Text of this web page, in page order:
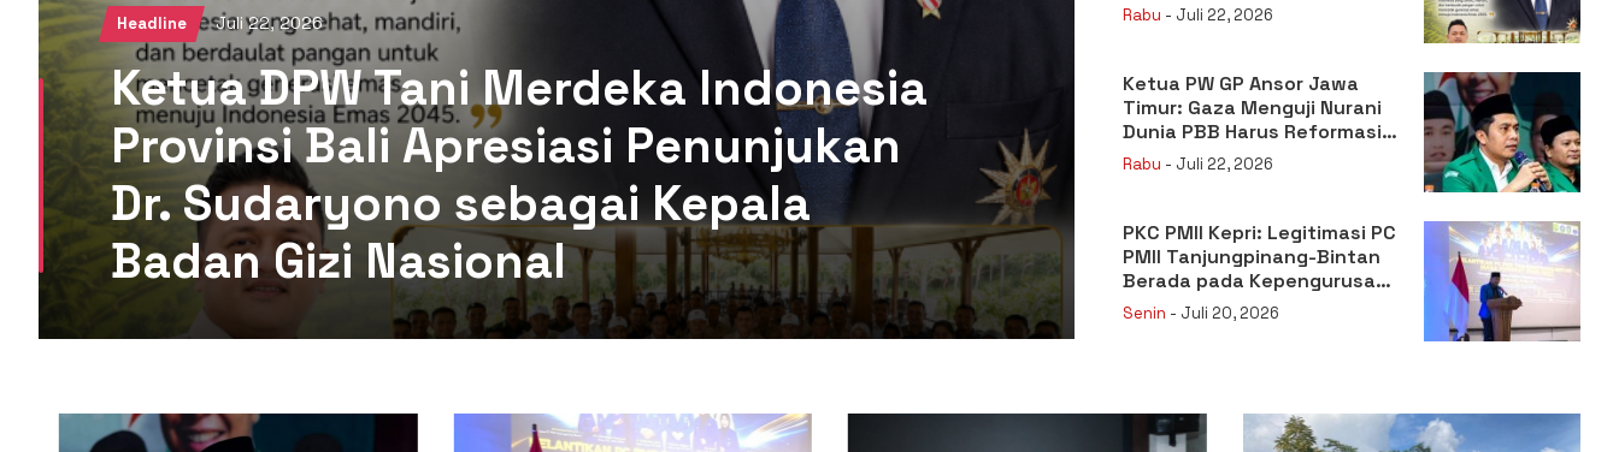
Headline Juli 22, 2026
Ketua DPW Tani Merdeka Indonesia
Provinsi Bali Apresiasi Penunjukan
Dr. Sudaryono sebagai Kepala
Badan Gizi Nasional
Sudaryono sebagai Kepala
Badan Gizi Nasional
Rabu - Juli 22, 2026
Ketua PW GP Ansor Jawa
Timur: Gaza Menguji Nurani
Dunia PBB Harus Reformasi
Total atau Kehilangan
Rabu - Juli 22, 2026
PKC PMII Kepri: Legitimasi PC
PMII Tanjungpinang-Bintan
Berada pada Kepengurusan
Muhammad Al-Mujrin
Senin - Juli 20, 2026